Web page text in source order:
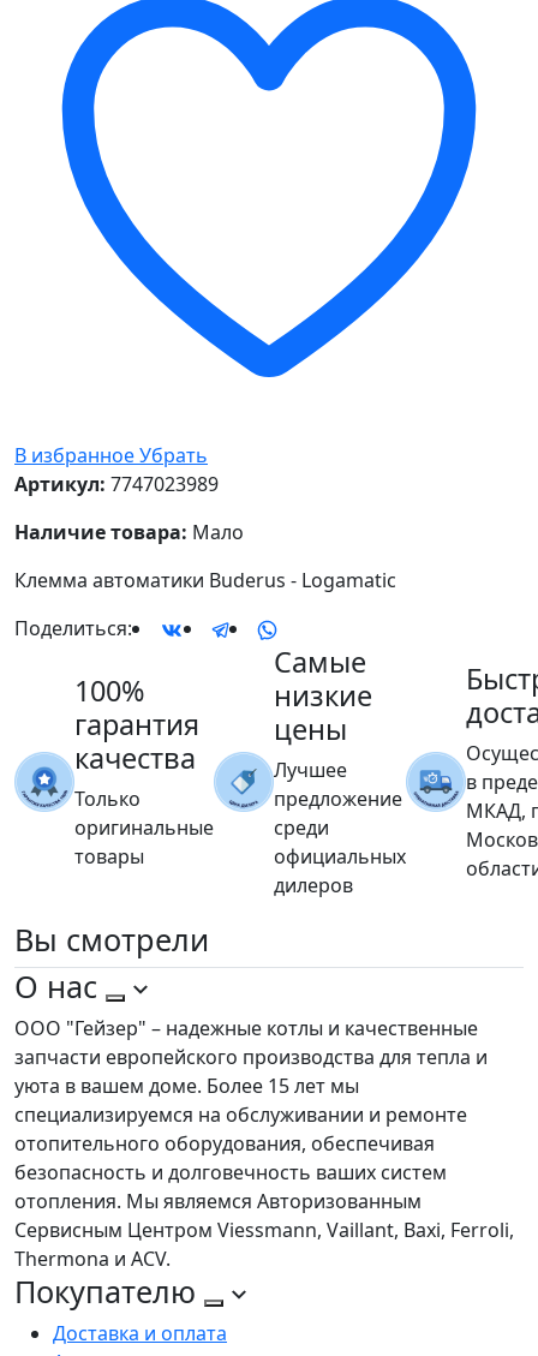
В избранноеУбрать
Артикул: 7747023989
Наличие товара: Мало
Клемма автоматики Buderus - Logamatic
Поделиться:
100%
гарантия
качества
Только
оригинальные
товары
Самые
низкие
цены
Лучшее
предложение
среди
официальных
дилеров
в
МКАД,
Вы смотрели
О нас
ООО "Гейзер" – надежные котлы и качественные
запчасти европейского производства для тепла и
уюта в вашем доме. Более 15 лет мы
специализируемся на обслуживании и ремонте
отопительного оборудования, обеспечивая
безопасность и долговечность ваших систем
отопления. Мы являемся Авторизованным
Сервисным Центром Viessmann, Vaillant, Baxi, Ferroli,
Thermona и ACV.
Покупателю
Доставка и оплата